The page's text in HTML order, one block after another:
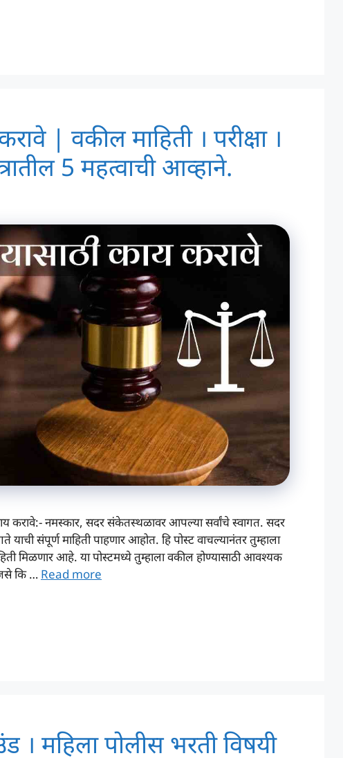
| वकील माहिती । परीक्षा ।
5 महत्वाची आव्हाने.
करावे:- नमस्कार, सदर संकेतस्थळावर आपल्या सर्वांचे स्वागत. सदर
संपूर्ण माहिती पाहणार आहोत. हि पोस्ट वाचल्यानंतर तुम्हाला
मिळणार आहे. या पोस्टमध्ये तुम्हाला वकील होण्यासाठी आवश्यक
जसे कि … Read more
। महिला पोलीस भरती विषयी